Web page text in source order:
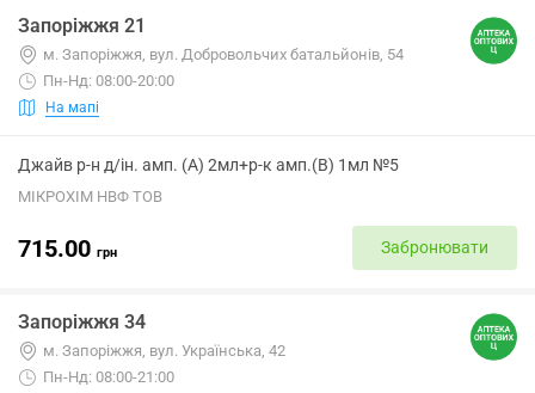
Запоріжжя 21
м. Запоріжжя, вул. Добровольчих батальйонів, 54
Пн-Нд: 08:00-20:00
На мапі
Джайв р-н д/ін. амп. (А) 2мл+р-к амп.(В) 1мл №5
МІКРОХІМ НВФ ТОВ
715.00 грн Забронювати
Запоріжжя 34
м. Запоріжжя, вул. Українська, 42
Пн-Нд: 08:00-21:00